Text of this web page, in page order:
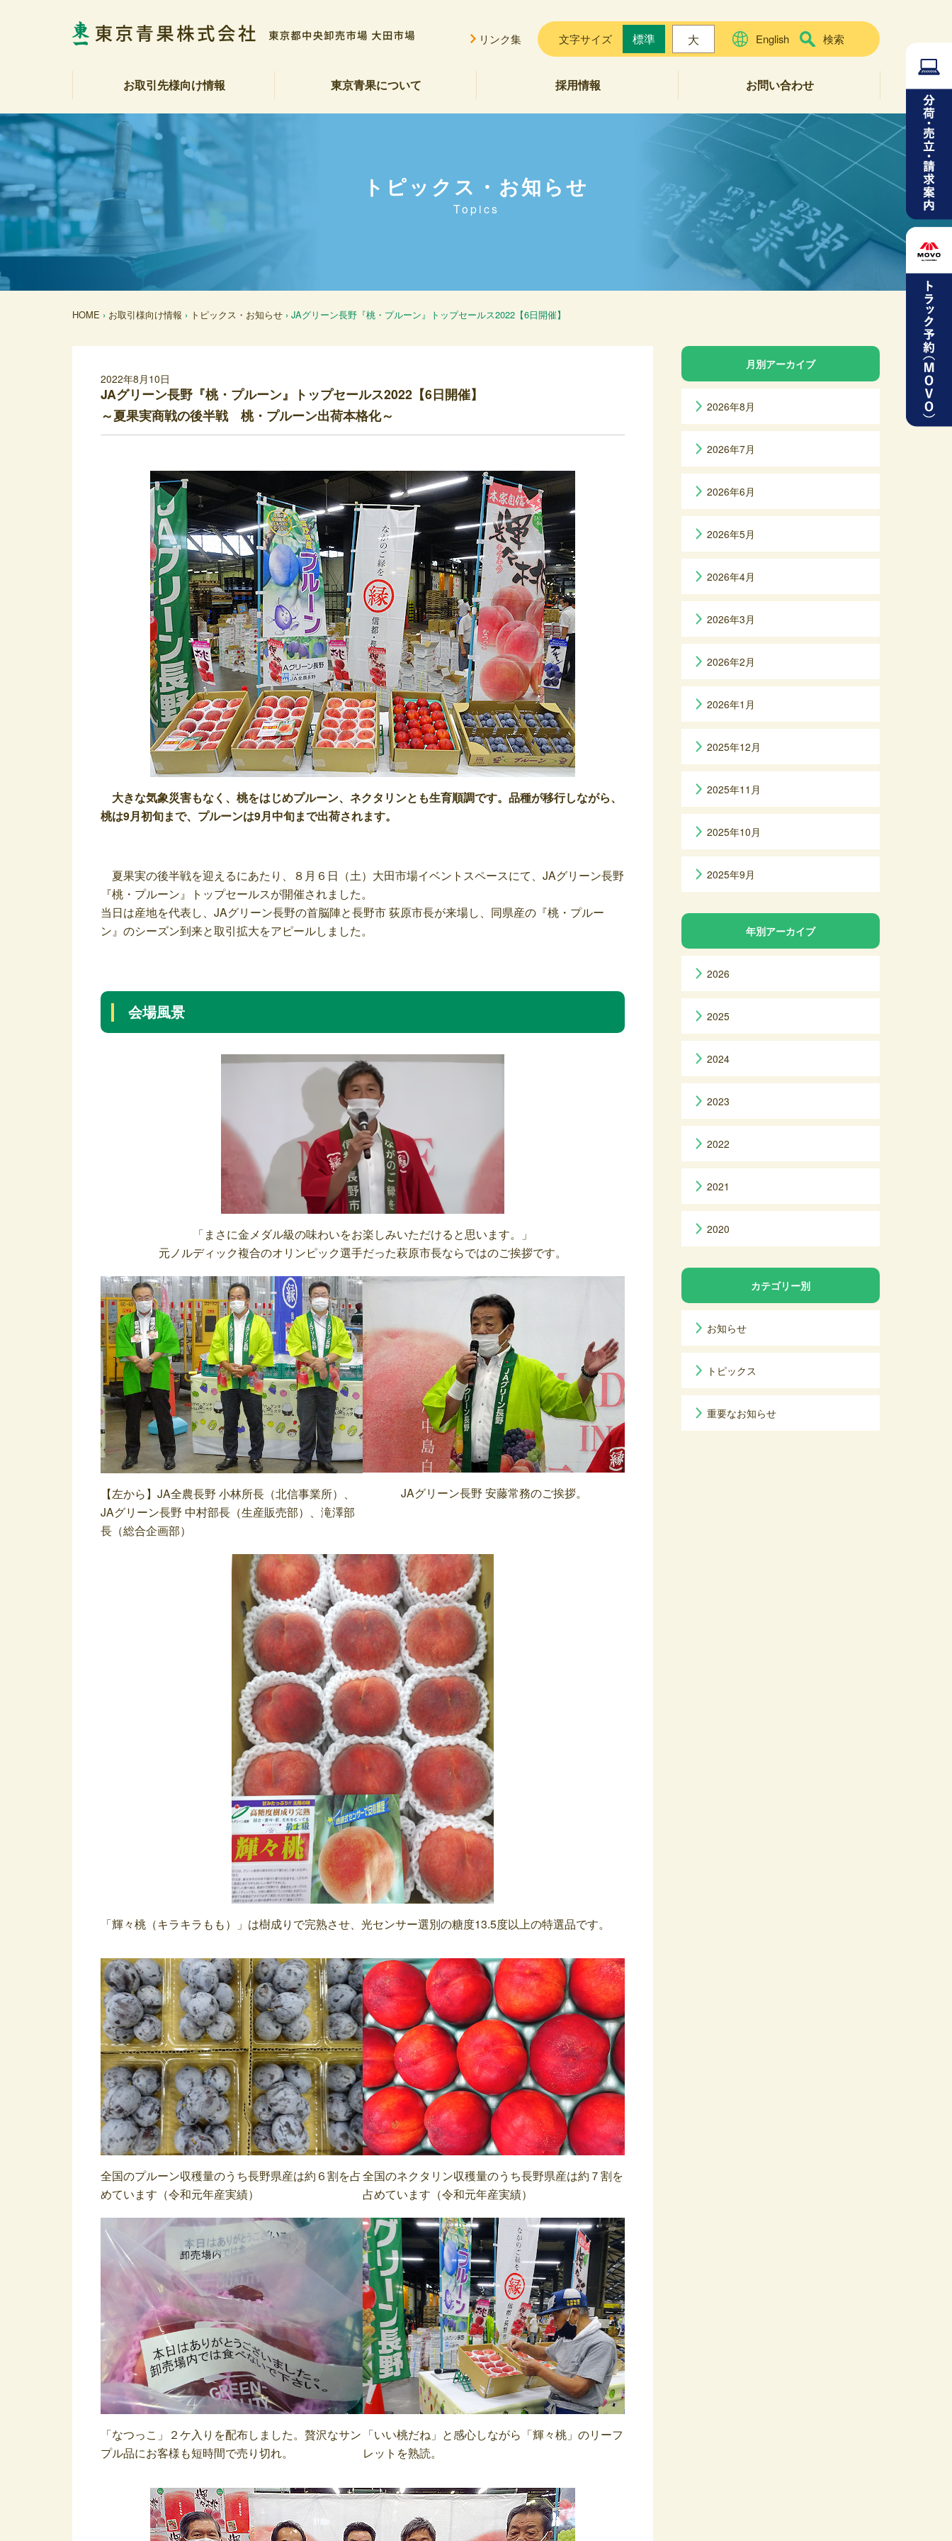
リンク集 文字サイズ 標準 大 English 検索
お取引先様向け情報
相場表・入荷数量報告書
野菜・果実展望
トピックス・お知らせ
商品紹介
注文受注室
販促カレンダー
産地カレンダー
公表資料（受託契約約款等）
東京青果について
社長挨拶
会社概要
社会貢献
決算公告
各部ご案内
アクセス
反社会的勢力に対する基本方針
採用情報
お問い合わせ
よくある質問
お問い合わせフォーム
トピックス・お知らせ
Topics
HOME › お取引様向け情報 › トピックス・お知らせ › JAグリーン長野『桃・プルーン』トップセールス2022【6日開催】
2022年8月10日
JAグリーン長野『桃・プルーン』トップセールス2022【6日開催】
～夏果実商戦の後半戦 桃・プルーン出荷本格化～
大きな気象災害もなく、桃をはじめプルーン、ネクタリンとも生育順調です。品種が移行しながら、
桃は9月初旬まで、プルーンは9月中旬まで出荷されます。
夏果実の後半戦を迎えるにあたり、８月６日（土）大田市場イベントスペースにて、JAグリーン長野
『桃・プルーン』トップセールスが開催されました。
当日は産地を代表し、JAグリーン長野の首脳陣と長野市 荻原市長が来場し、同県産の『桃・プルー
ン』のシーズン到来と取引拡大をアピールしました。
会場風景
「まさに金メダル級の味わいをお楽しみいただけると思います。」
元ノルディック複合のオリンピック選手だった萩原市長ならではのご挨拶です。
【左から】JA全農長野 小林所長（北信事業所）、
JAグリーン長野 中村部長（生産販売部）、滝澤部
長（総合企画部）
JAグリーン長野 安藤常務のご挨拶。
「輝々桃（キラキラもも）」は樹成りで完熟させ、光センサー選別の糖度13.5度以上の特選品です。
全国のプルーン収穫量のうち長野県産は約６割を占
めています（令和元年産実績）
全国のネクタリン収穫量のうち長野県産は約７割を
占めています（令和元年産実績）
「なつっこ」２ケ入りを配布しました。贅沢なサン
プル品にお客様も短時間で売り切れ。
「いい桃だね」と感心しながら「輝々桃」のリーフ
レットを熟読。
月別アーカイブ
2026年8月
2026年7月
2026年6月
2026年5月
2026年4月
2026年3月
2026年2月
2026年1月
2025年12月
2025年11月
2025年10月
2025年9月
年別アーカイブ
2026
2025
2024
2023
2022
2021
2020
カテゴリー別
お知らせ
トピックス
重要なお知らせ